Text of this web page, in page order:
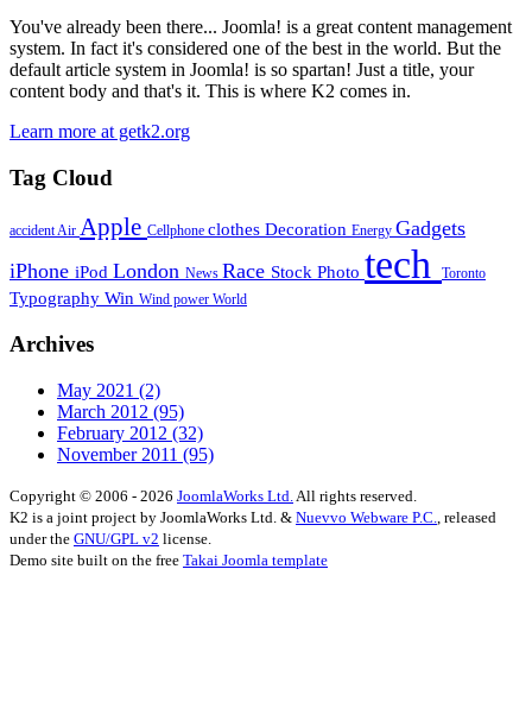
You've already been there... Joomla! is a great content management
system. In fact it's considered one of the best in the world. But the
default article system in Joomla! is so spartan! Just a title, your
content body and that's it. This is where K2 comes in.
Learn more at getk2.org
Tag Cloud
accidentAir Apple Cellphone clothes Decoration Energy Gadgets
iPhone iPod London News Race Stock Photo tech Toronto
Typography Win Wind power World
Archives
May 2021 (2)
March 2012 (95)
February 2012 (32)
November 2011 (95)
Copyright © 2006 - 2026 JoomlaWorks Ltd. All rights reserved.
K2 is a joint project by JoomlaWorks Ltd. & Nuevvo Webware P.C.
, released
under the GNU/GPL v2 license.
Demo site built on the free Takai Joomla template